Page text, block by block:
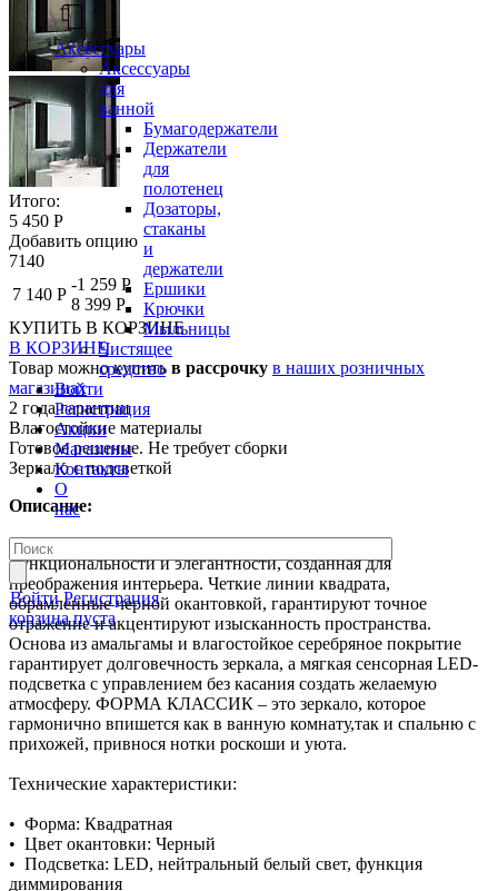
Аксессуары
Аксессуары
для
ванной
Бумагодержатели
Держатели
для
полотенец
Дозаторы,
стаканы
и
держатели
Ершики
Крючки
Мыльницы
Чистящее
средство
Войти
Регистрация
Акции
Магазины
Контакты
О
нас
Войти Регистрация
корзина пуста
Итого:
5 450 Р
Добавить опцию
7140
7 140 Р
-1 259 Р
8 399 Р
КУПИТЬ В КОРЗИНЕ
В КОРЗИНЕ
Товар можно купить в рассрочку в наших розничных
магазинах
2 года гарантии
Влагостойкие материалы
Готовое решение. Не требует сборки
Зеркало с подсветкой
Описание:
Зеркало ФОРМА КЛАССИК – это гармония
функциональности и элегантности, созданная для
преображения интерьера. Четкие линии квадрата,
обрамленные черной окантовкой, гарантируют точное
отражение и акцентируют изысканность пространства.
Основа из амальгамы и влагостойкое серебряное покрытие
гарантирует долговечность зеркала, а мягкая сенсорная LED-
подсветка с управлением без касания создать желаемую
атмосферу. ФОРМА КЛАССИК – это зеркало, которое
гармонично впишется как в ванную комнату,так и спальню с
прихожей, привнося нотки роскоши и уюта.
Технические характеристики:
• Форма: Квадратная
• Цвет окантовки: Черный
• Подсветка: LED, нейтральный белый свет, функция
диммирования